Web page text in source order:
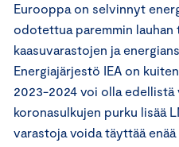
Eurooppa on selvinnyt
odotettua paremmin lauhan
kaasuvarastojen ja
Energiajärjestö IEA on
2023-2024 voi olla edellistä
koronasulkujen purku lisää
varastoja voida täyttää enää